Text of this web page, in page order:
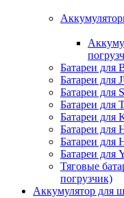
Батареи для
Батареи
Батареи для
Батареи для
Батареи для
Батареи для
Батареи для
Батареи для
Тяговые
погрузчик)
Аккумулятор для